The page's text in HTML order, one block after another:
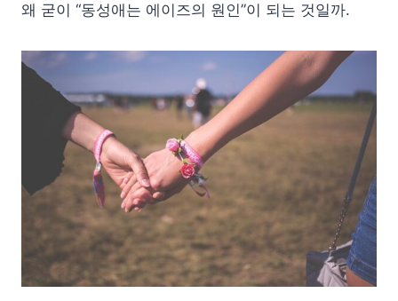
왜 굳이 “동성애는 에이즈의 원인”이 되는 것일까.